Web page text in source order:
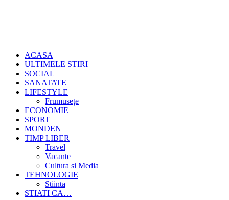
ACASA
ULTIMELE STIRI
SOCIAL
SANATATE
LIFESTYLE
Frumusețe
ECONOMIE
SPORT
MONDEN
TIMP LIBER
Travel
Vacante
Cultura si Media
TEHNOLOGIE
Stiinta
STIATI CA…